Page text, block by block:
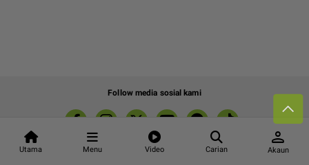
Utama Menu Video Carian
person
Akaun
Follow media sosial kami